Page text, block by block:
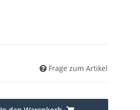
Frage zum Artikel